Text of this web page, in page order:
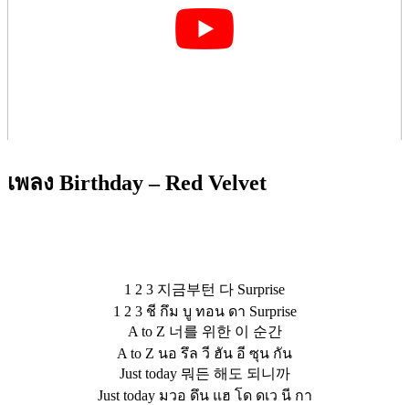
เพลง Birthday – Red Velvet
1 2 3 지금부턴 다 Surprise
1 2 3 ชี กึม บู ทอน ดา Surprise
A to Z 너를 위한 이 순간
A to Z นอ รึล วี ฮัน อี ซุน กัน
Just today 뭐든 해도 되니까
Just today มวอ ดึน แฮ โด ดเว นี กา